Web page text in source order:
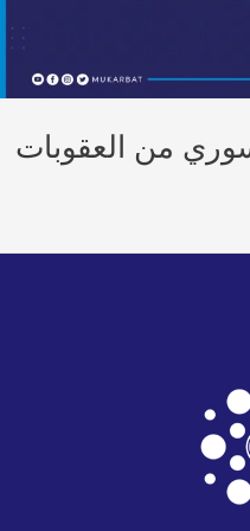
من العقوبات